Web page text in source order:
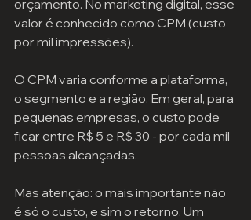
orçamento. No marketing digital, esse
valor é conhecido como CPM (custo
por mil impressões).
O CPM varia conforme a plataforma,
o segmento e a região. Em geral, para
pequenas empresas, o custo pode
ficar entre R$ 5 e R$ 30 - por cada mil
pessoas alcançadas.
Mas atenção: o mais importante não
é só o custo, e sim o retorno. Um